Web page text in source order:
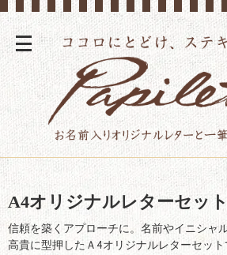
A4オリジナルレターセッ
信頼を築くアプローチに。名前やイニシャ
高貴に型押したＡ4オリジナルレターセッ